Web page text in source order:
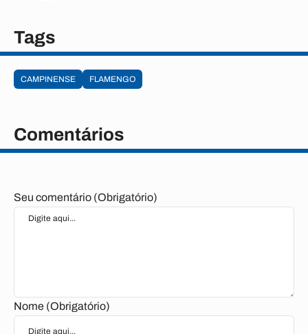
Tags
CAMPINENSE FLAMENGO
Comentários
Seu comentário (Obrigatório)
Nome (Obrigatório)